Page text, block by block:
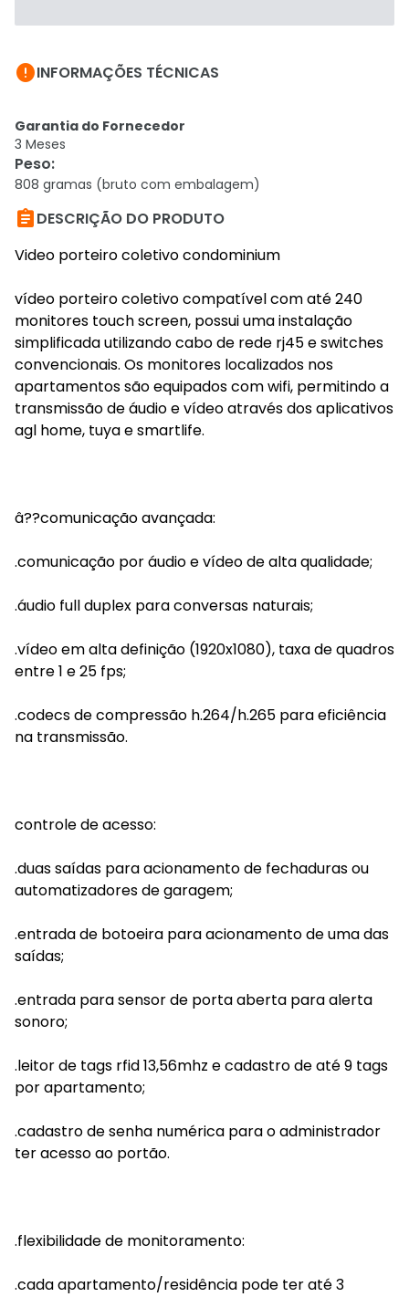
INFORMAÇÕES TÉCNICAS
Garantia do Fornecedor
3 Meses
Peso:
808 gramas (bruto com embalagem)
DESCRIÇÃO DO PRODUTO
Video porteiro coletivo condominium
vídeo porteiro coletivo compatível com até 240
monitores touch screen, possui uma instalação
simplificada utilizando cabo de rede rj45 e switches
convencionais. Os monitores localizados nos
apartamentos são equipados com wifi, permitindo a
transmissão de áudio e vídeo através dos aplicativos
agl home, tuya e smartlife.
â??comunicação avançada:
.comunicação por áudio e vídeo de alta qualidade;
.áudio full duplex para conversas naturais;
.vídeo em alta definição (1920x1080), taxa de quadros
entre 1 e 25 fps;
.codecs de compressão h.264/h.265 para eficiência
na transmissão.
controle de acesso:
.duas saídas para acionamento de fechaduras ou
automatizadores de garagem;
.entrada de botoeira para acionamento de uma das
saídas;
.entrada para sensor de porta aberta para alerta
sonoro;
.leitor de tags rfid 13,56mhz e cadastro de até 9 tags
por apartamento;
.cadastro de senha numérica para o administrador
ter acesso ao portão.
.flexibilidade de monitoramento:
.cada apartamento/residência pode ter até 3